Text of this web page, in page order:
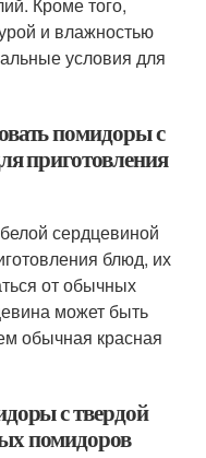
и влажностью
условия для
помидоры с
приготовления
сердцевиной
блюд, их
от обычных
может быть
обычная красная
с твердой
помидоров